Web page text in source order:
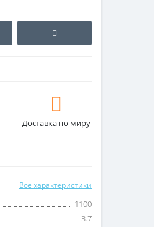
Доставка по миру
Все характеристики
1100
3.7